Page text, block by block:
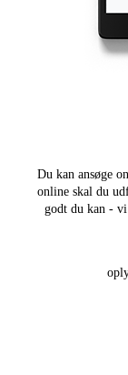
Du kan ansøge
online skal du
godt du kan -